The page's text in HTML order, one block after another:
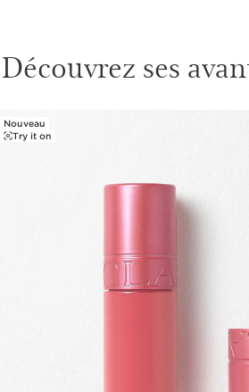
Découvrez ses
ALLER AU CONTENU
Nouveau
Try it on